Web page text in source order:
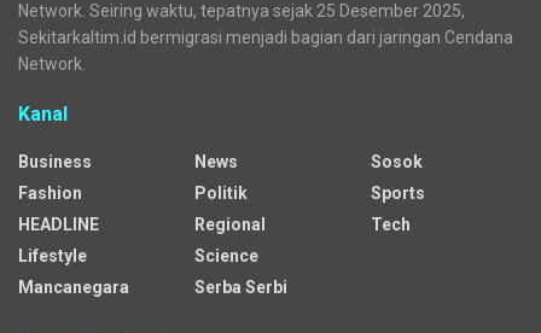
Network. Seiring waktu, tepatnya sejak 25 Desember 2025,
Sekitarkaltim.id bermigrasi menjadi bagian dari jaringan Cendana
Network.
Kanal
Business
Fashion
HEADLINE
Lifestyle
Mancanegara
News
Politik
Regional
Science
Serba Serbi
Sosok
Sports
Tech